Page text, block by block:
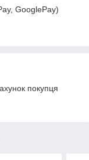
GooglePay)
покупця